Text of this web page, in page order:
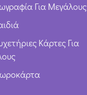
Για Μεγάλους
Κάρτες Για